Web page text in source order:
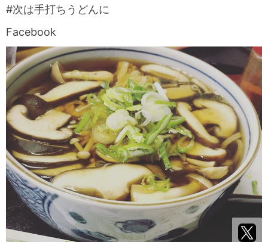
#次は手打ちうどんに
Facebook